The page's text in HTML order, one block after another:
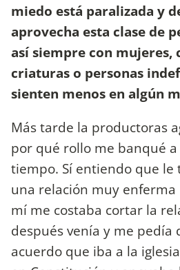
miedo está paralizada y
aprovecha esta clase de
así siempre con mujeres,
criaturas o personas
sienten menos en algún
Más tarde la productoras
por qué rollo me banqué
tiempo. Sí entiendo que le
una relación muy
mí me costaba cortar la
después venía y me pedía
acuerdo que iba a la